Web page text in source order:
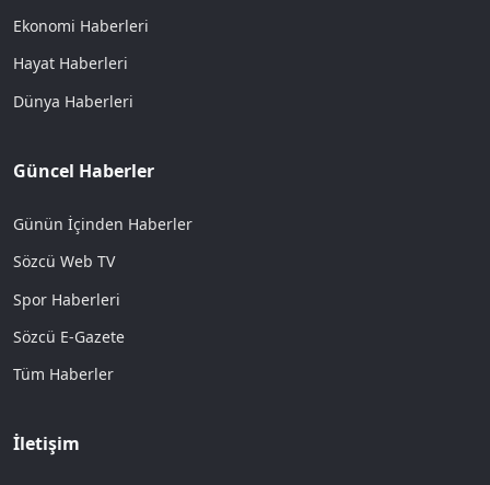
Ekonomi Haberleri
Hayat Haberleri
Dünya Haberleri
Güncel Haberler
Günün İçinden Haberler
Sözcü Web TV
Spor Haberleri
Sözcü E-Gazete
Tüm Haberler
İletişim